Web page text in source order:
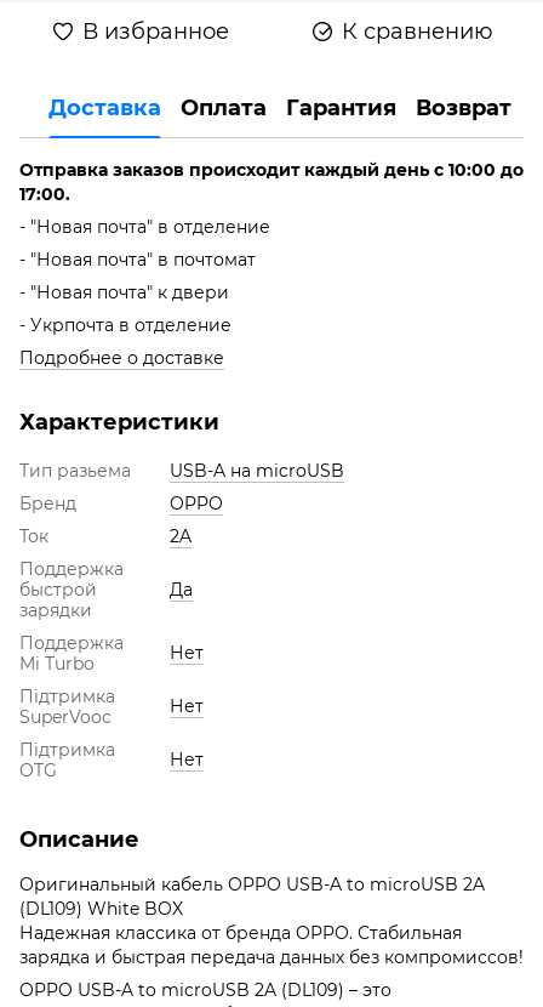
В избранное К сравнению
Доставка Оплата Гарантия Возврат
Отправка заказов происходит каждый день с 10:00 до
17:00.
- "Новая почта" в отделение
- "Новая почта" в почтомат
- "Новая почта" к двери
- Укрпочта в отделение
Подробнее о доставке
Характеристики
Тип разьема
USB-A на microUSB
Бренд
OPPO
Ток
2A
Поддержка
быстрой
зарядки
Да
Поддержка
Mi Turbo
Нет
Підтримка
SuperVooc
Нет
Підтримка
OTG
Нет
Описание
Оригинальный кабель OPPO USB-A to microUSB 2A
(DL109) White BOX
Надежная классика от бренда OPPO. Стабильная
зарядка и быстрая передача данных без компромиссов!
OPPO USB-A to microUSB 2A (DL109) – это